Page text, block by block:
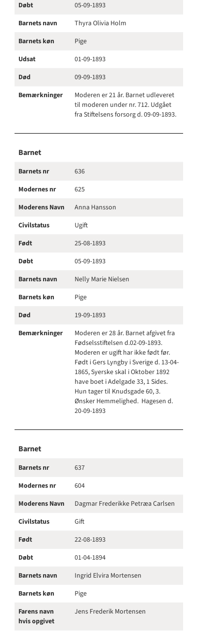
Døbt
05-09-1893
Barnets navn
Thyra Olivia Holm
Barnets køn
Pige
Udsat
01-09-1893
Død
09-09-1893
Bemærkninger
Moderen er 21 år. Barnet udleveret
til moderen under nr. 712. Udgået
fra Stiftelsens forsorg d. 09-09-1893.
Barnet
Barnets nr
636
Modernes nr
625
Moderens Navn
Anna Hansson
Civilstatus
Ugift
Født
25-08-1893
Døbt
05-09-1893
Barnets navn
Nelly Marie Nielsen
Barnets køn
Pige
Død
19-09-1893
Bemærkninger
Moderen er 28 år. Barnet afgivet fra
Fødselsstiftelsen d.02-09-1893.
Moderen er ugift har ikke født før.
Født i Gers Lyngby i Sverige d. 13-04-
1865, Syerske skal i Oktober 1892
have boet i Adelgade 33, 1 Sides.
Hun tager til Knudsgade 60, 3.
Ønsker Hemmelighed. Hagesen d.
20-09-1893
Barnet
Barnets nr
637
Modernes nr
604
Moderens Navn
Dagmar Frederikke Petræa Carlsen
Civilstatus
Gift
Født
22-08-1893
Døbt
01-04-1894
Barnets navn
Ingrid Elvira Mortensen
Barnets køn
Pige
Farens navn
hvis opgivet
Jens Frederik Mortensen